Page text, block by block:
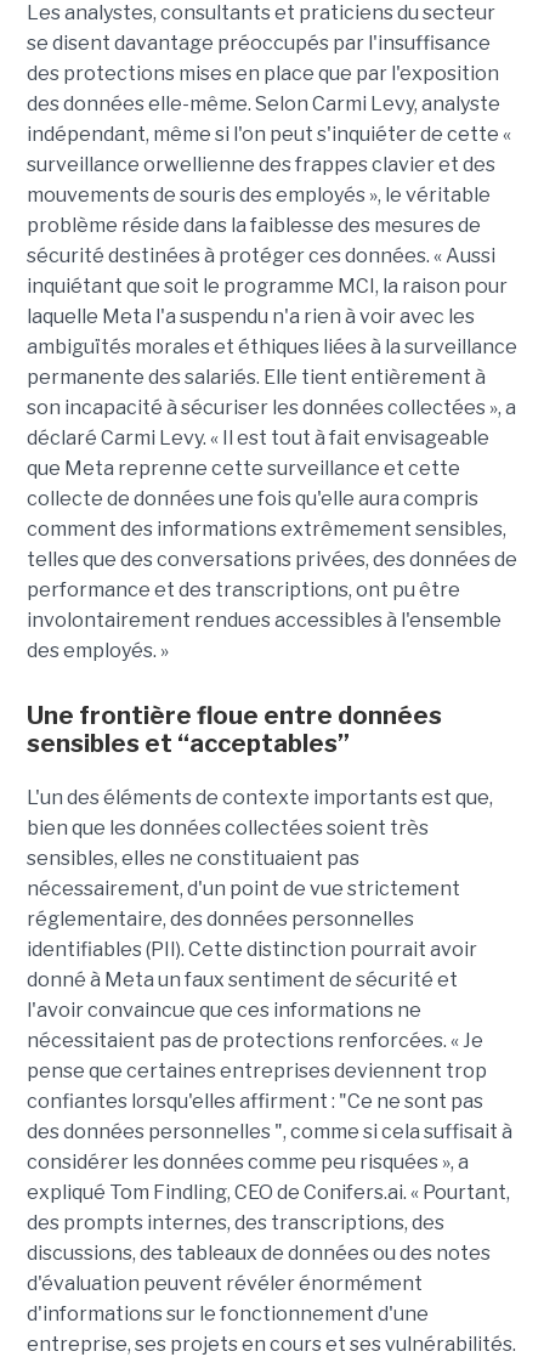
Les analystes, consultants et praticiens du secteur
se disent davantage préoccupés par l'insuffisance
des protections mises en place que par l'exposition
des données elle-même. Selon Carmi Levy, analyste
indépendant, même si l'on peut s'inquiéter de cette «
surveillance orwellienne des frappes clavier et des
mouvements de souris des employés », le véritable
problème réside dans la faiblesse des mesures de
sécurité destinées à protéger ces données. « Aussi
inquiétant que soit le programme MCI, la raison pour
laquelle Meta l'a suspendu n'a rien à voir avec les
ambiguïtés morales et éthiques liées à la surveillance
permanente des salariés. Elle tient entièrement à
son incapacité à sécuriser les données collectées », a
déclaré Carmi Levy. « Il est tout à fait envisageable
que Meta reprenne cette surveillance et cette
collecte de données une fois qu'elle aura compris
comment des informations extrêmement sensibles,
telles que des conversations privées, des données de
performance et des transcriptions, ont pu être
involontairement rendues accessibles à l'ensemble
des employés. »
Une frontière floue entre données
sensibles et “acceptables”
L'un des éléments de contexte importants est que,
bien que les données collectées soient très
sensibles, elles ne constituaient pas
nécessairement, d'un point de vue strictement
réglementaire, des données personnelles
identifiables (PII). Cette distinction pourrait avoir
donné à Meta un faux sentiment de sécurité et
l'avoir convaincue que ces informations ne
nécessitaient pas de protections renforcées. « Je
pense que certaines entreprises deviennent trop
confiantes lorsqu'elles affirment : "Ce ne sont pas
des données personnelles ", comme si cela suffisait à
considérer les données comme peu risquées », a
expliqué Tom Findling, CEO de Conifers.ai. « Pourtant,
des prompts internes, des transcriptions, des
discussions, des tableaux de données ou des notes
d'évaluation peuvent révéler énormément
d'informations sur le fonctionnement d'une
entreprise, ses projets en cours et ses vulnérabilités.